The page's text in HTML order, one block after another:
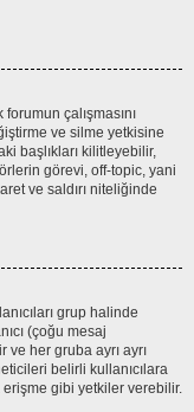
çalışmasını
ve silme yetkisine
başlıkları kilitleyebilir,
görevi, off-topic, yani
ve saldırı niteliğinde
grup halinde
(çoğu mesaj
ve her gruba ayrı ayrı
belirli kullanıcılara
gibi yetkiler verebilir.